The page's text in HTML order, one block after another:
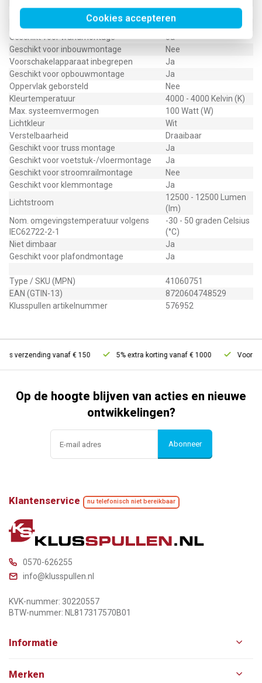
Cookies accepteren
Met lichtbron
Geschikt voor aantal lichtbronnen
1
Geschikt voor wandmontage
Ja
Geschikt voor inbouwmontage
Nee
Voorschakelapparaat inbegrepen
Ja
Geschikt voor opbouwmontage
Ja
Oppervlak geborsteld
Nee
Kleurtemperatuur
4000 - 4000 Kelvin (K)
Max. systeemvermogen
100 Watt (W)
Lichtkleur
Wit
Verstelbaarheid
Draaibaar
Geschikt voor truss montage
Ja
Geschikt voor voetstuk-/vloermontage
Ja
Geschikt voor stroomrailmontage
Nee
Geschikt voor klemmontage
Ja
Lichtstroom
12500 - 12500 Lumen
(lm)
Nom. omgevingstemperatuur volgens
IEC62722-2-1
-30 - 50 graden Celsius
(°C)
Niet dimbaar
Ja
Geschikt voor plafondmontage
Ja
Type / SKU (MPN)
41060751
EAN (GTIN-13)
8720604748529
Klusspullen artikelnummer
576952
verzending vanaf € 150 5% extra korting vanaf € 1000 Voor 21u
Op de hoogte blijven van acties en nieuwe
ontwikkelingen?
Abonneer
Klantenservice nu telefonisch niet bereikbaar
0570-626255
info@klusspullen.nl
KVK-nummer: 30220557
BTW-nummer: NL817317570B01
Informatie
Merken